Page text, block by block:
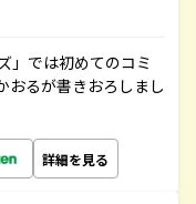
」では初めてのコミ
おるが書きおろしまし
詳細を見る